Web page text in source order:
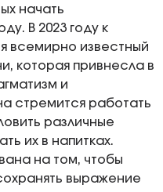
начать
В 2023 году к
всемирно известный
которая привнесла в
и
стремится работать
различные
их в напитках.
на том, чтобы
выражение